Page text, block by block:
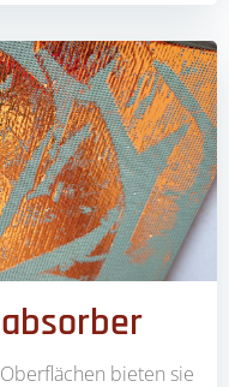
bieten sie